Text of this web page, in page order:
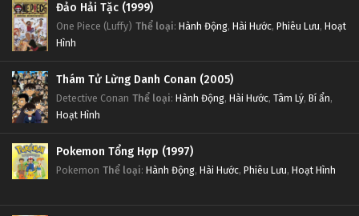
Đảo Hải Tặc (1999)
One Piece (Luffy) Thể loại: Hành Động, Hài Hước, Phiêu Lưu, Hoạt
Hình
Thám Tử Lừng Danh Conan (2005)
Detective Conan Thể loại: Hành Động, Hài Hước, Tâm Lý, Bí ẩn,
Hoạt Hình
Pokemon Tổng Hợp (1997)
Pokemon Thể loại: Hành Động, Hài Hước, Phiêu Lưu, Hoạt Hình